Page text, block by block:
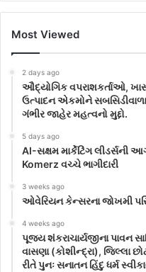
Most Viewed
2 days ago
ઔદ્યોગિક વપરાશકર્તાઓ, ખાસ
ઉત્પાદન એકમોને
ગંભીર જાહેર મહત્વનો મુદ્દો.
5 days ago
AI-સક્ષમ માર્કેટિંગ લીડર્સની
Komerz વચ્ચે ભાગીદારી
3 weeks ago
ઓવેરિયન કેન્સરના જોખમી
4 weeks ago
પૂજ્ય શંકરાચાર્યજીના પાવન
વાસણા (કોશીન્દ્રા), જિલ્લા
રીતે પુનઃ સનાતન હિંદુ ધર્મ